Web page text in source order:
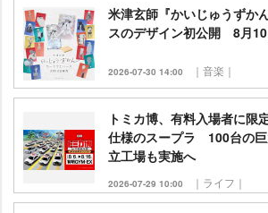
米津玄師『かいじゅうずか
スのデザイン初公開 8月
2026-07-30 14:00 ｜音楽｜
トミカ博、有料入場者に
仕様のスープラ 100台の巨
立工場も実施へ
2026-07-29 10:00 ｜ライフ｜